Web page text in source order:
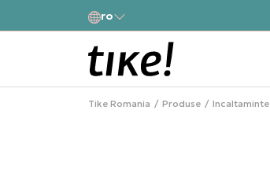
ro
Tike Romania Produse Incaltaminte